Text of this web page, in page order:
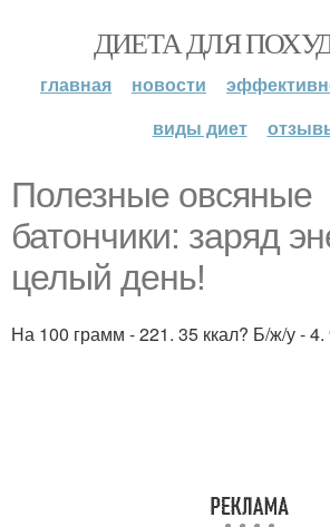
ДИЕТА ДЛЯ
главная новости
виды диет
Полезные овсяные
батончики: заряд
целый день!
На 100 грамм - 221. 35 ккал? Б/ж/у -